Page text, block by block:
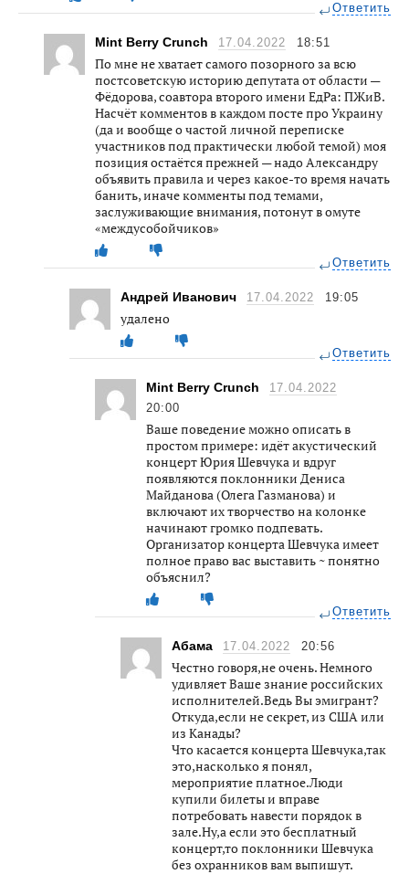
Ответить
Mint Berry Crunch 17.04.2022 18:51
По мне не хватает самого позорного за всю
постсоветскую историю депутата от области —
Фёдорова, соавтора второго имени ЕдРа: ПЖиВ.
Насчёт комментов в каждом посте про Украину
(да и вообще о частой личной переписке
участников под практически любой темой) моя
позиция остаётся прежней — надо Александру
объявить правила и через какое-то время начать
банить, иначе комменты под темами,
заслуживающие внимания, потонут в омуте
«междусобойчиков»
Ответить
Андрей Иванович 17.04.2022 19:05
удалено
Ответить
Mint Berry Crunch
17.04.2022
20:00
Ваше поведение можно описать в
простом примере: идёт акустический
концерт Юрия Шевчука и вдруг
появляются поклонники Дениса
Майданова (Олега Газманова) и
включают их творчество на колонке
начинают громко подпевать.
Организатор концерта Шевчука имеет
полное право вас выставить ~ понятно
объяснил?
Ответить
Абама 17.04.2022 20:56
Честно говоря,не очень. Немного
удивляет Ваше знание российских
исполнителей.Ведь Вы эмигрант?
Откуда,если не секрет, из США или
из Канады?
Что касается концерта Шевчука,так
это,насколько я понял,
мероприятие платное.Люди
купили билеты и вправе
потребовать навести порядок в
зале.Ну,а если это бесплатный
концерт,то поклонники Шевчука
без охранников вам выпишут.